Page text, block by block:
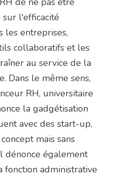
sur l'efficacité
les entreprises,
collaboratifs et les
au service de la
Dans le même sens,
RH, universitaire
la gadgétisation
avec des start-up,
mais sans
dénonce également
administrative